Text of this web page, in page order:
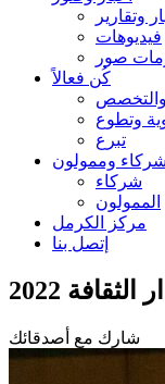
وتقارير
فيديوهات
صور
كُن فعالاً
والتخصص
وتطوع
تبرع
شركاء وممولون
شركاء
الممولون
مركز الكرمل
إتصل بنا
2022
شارك مع أصدقائك